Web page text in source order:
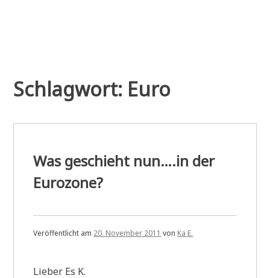
Schlagwort: Euro
Was geschieht nun….in der
Eurozone?
Veröffentlicht am 20. November 2011 von Ka E.
Lieber Es K.